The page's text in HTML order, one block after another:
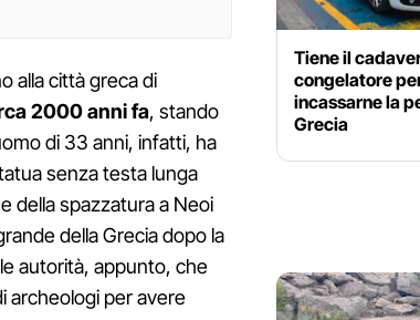
alla città greca di
2000 anni fa, stando
di 33 anni, infatti, ha
senza testa lunga
della spazzatura a Neoi
della Grecia dopo la
autorità, appunto, che
archeologi per avere
Tiene il
congelatore
incassarne la
Grecia